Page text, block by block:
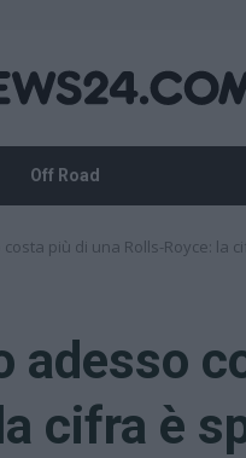
Off Road
più di una Rolls-Royce: la
adesso
cifra è